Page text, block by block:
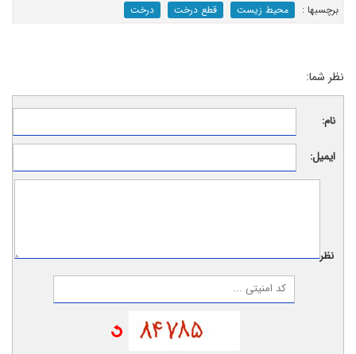
برچسب‎ها : محیط زیست قطع درخت درخت
نظر شما:
نام:
ایمیل:
نظر: